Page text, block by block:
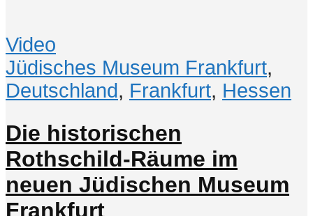
Video
Jüdisches Museum Frankfurt,
Deutschland, Frankfurt, Hessen
Die historischen
Rothschild-Räume im
neuen Jüdischen Museum
Frankfurt